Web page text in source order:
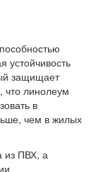
устойчивость
защищает
что линолеум
в
чем в жилых
из ПВХ, а